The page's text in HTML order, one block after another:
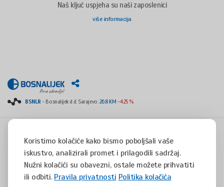
Koristimo kolačiće kako bismo poboljšali vaše
iskustvo, analizirali promet i prilagodili sadržaj.
Nužni kolačići su obavezni, ostale možete prihvatiti
ili odbiti. Pravila privatnosti Politika kolačića
Naš ključ uspjeha su naši zaposlenici
više informacija
BSNLR- Bosnalijek d.d. Sarajevo:26.8 KM -4.25 %
Copyright © 2008 - 2017 - All rights reserved - Jukićeva 53, 71000 Sarajevo, Bosnia and
Herzegovina
tel. +387(0)33 254 400 - fax. +387(0)33 814 253 -
info@bosnalijek.ba